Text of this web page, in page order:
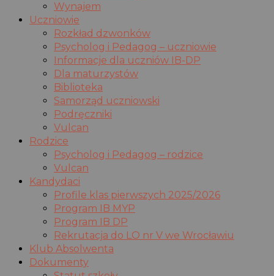
Wynajem
Uczniowie
Rozkład dzwonków
Psycholog i Pedagog – uczniowie
Informacje dla uczniów IB-DP
Dla maturzystów
Biblioteka
Samorząd uczniowski
Podręczniki
Vulcan
Rodzice
Psycholog i Pedagog – rodzice
Vulcan
Kandydaci
Profile klas pierwszych 2025/2026
Program IB MYP
Program IB DP
Rekrutacja do LO nr V we Wrocławiu
Klub Absolwenta
Dokumenty